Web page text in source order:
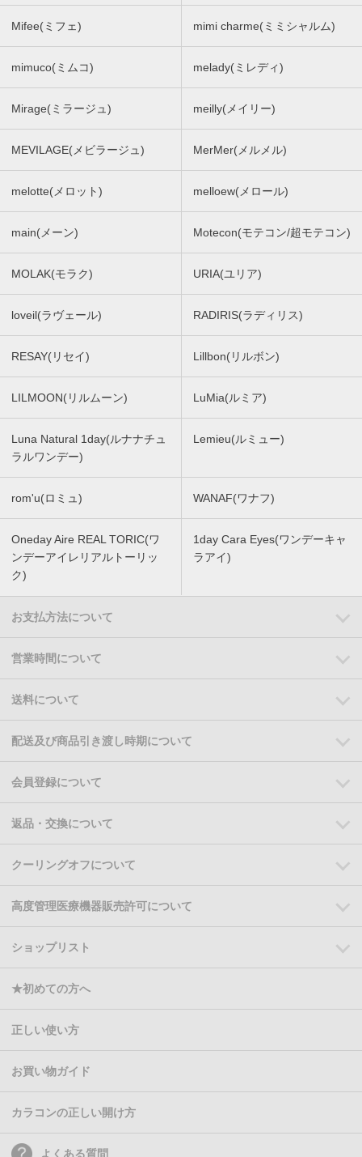
Mifee(ミフェ) mimi charme(ミミシャルム)
mimuco(ミムコ) melady(ミレディ)
Mirage(ミラージュ) meilly(メイリー)
MEVILAGE(メビラージュ) MerMer(メルメル)
melotte(メロット) melloew(メロール)
main(メーン) Motecon(モテコン/超モテコン)
MOLAK(モラク) URIA(ユリア)
loveil(ラヴェール) RADIRIS(ラディリス)
RESAY(リセイ) Lillbon(リルボン)
LILMOON(リルムーン) LuMia(ルミア)
Luna Natural 1day(ルナナチュ
ラルワンデー)
Lemieu(ルミュー)
rom'u(ロミュ) WANAF(ワナフ)
Oneday Aire REAL TORIC(ワ
ンデーアイレリアルトーリッ
ク)
1day Cara Eyes(ワンデーキャ
ラアイ)
お支払方法について
営業時間について
送料について
配送及び商品引き渡し時期について
会員登録について
返品・交換について
クーリングオフについて
高度管理医療機器販売許可について
ショップリスト
★初めての方へ
正しい使い方
お買い物ガイド
カラコンの正しい開け方
よくある質問